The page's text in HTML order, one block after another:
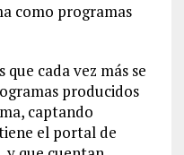
como programas
cada vez más se
producidos
captando
el portal de